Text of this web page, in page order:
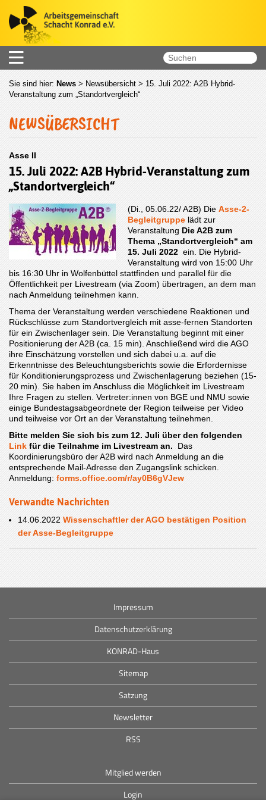
Sie sind hier: News > Newsübersicht > 15. Juli 2022: A2B Hybrid-
Veranstaltung zum „Standortvergleich“
NEWSÜBERSICHT
Asse II
15. Juli 2022: A2B Hybrid-Veranstaltung zum
„Standortvergleich“
(Di., 05.06.22/ A2B) Die Asse-2-
Begleitgruppe lädt zur
Veranstaltung Die A2B zum
Thema „Standortvergleich“ am
15. Juli 2022 ein. Die Hybrid-
Veranstaltung wird von 15:00 Uhr
bis 16:30 Uhr in Wolfenbüttel stattfinden und parallel für die
Öffentlichkeit per Livestream (via Zoom) übertragen, an dem man
nach Anmeldung teilnehmen kann.
Thema der Veranstaltung werden verschiedene Reaktionen und
Rückschlüsse zum Standortvergleich mit asse-fernen Standorten
für ein Zwischenlager sein. Die Veranstaltung beginnt mit einer
Positionierung der A2B (ca. 15 min). Anschließend wird die AGO
ihre Einschätzung vorstellen und sich dabei u.a. auf die
Erkenntnisse des Beleuchtungsberichts sowie die Erfordernisse
für Konditionierungsprozess und Zwischenlagerung beziehen (15-
20 min). Sie haben im Anschluss die Möglichkeit im Livestream
Ihre Fragen zu stellen. Vertreter:innen von BGE und NMU sowie
einige Bundestagsabgeordnete der Region teilweise per Video
und teilweise vor Ort an der Veranstaltung teilnehmen.
Bitte melden Sie sich bis zum 12. Juli über den folgenden
Link für die Teilnahme im Livestream an.
Das
Koordinierungsbüro der A2B wird nach Anmeldung an die
entsprechende Mail-Adresse den Zugangslink schicken.
Anmeldung: forms.office.com/r/ay0B6gVJew
Verwandte Nachrichten
14.06.2022 Wissenschaftler der AGO bestätigen Position
der Asse-Begleitgruppe
Impressum
Datenschutzerklärung
KONRAD-Haus
Sitemap
Satzung
Newsletter
RSS
Mitglied werden
Login